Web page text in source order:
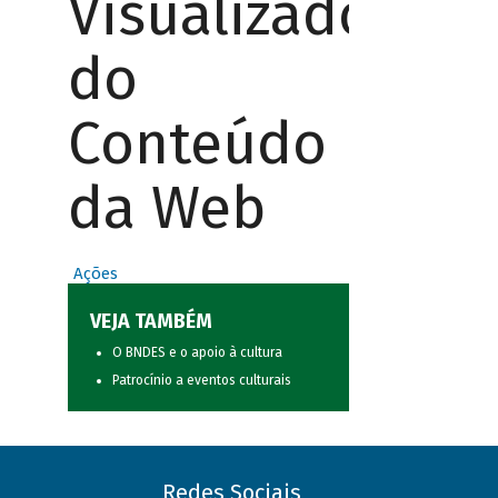
Visualizador
do
Conteúdo
da Web
Ações
VEJA TAMBÉM
O BNDES e o apoio à cultura
Patrocínio a eventos culturais
Redes Sociais